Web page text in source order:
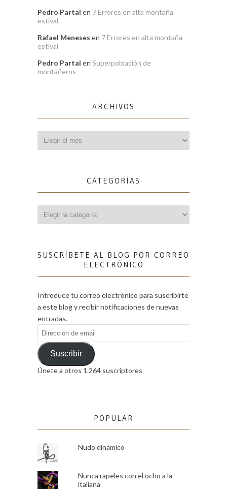
Pedro Partal en 7 Errores en alta montaña
estival
Rafael Meneses en 7 Errores en alta montaña
estival
Pedro Partal en Superpoblación de
montañeros
ARCHIVOS
CATEGORÍAS
SUSCRÍBETE AL BLOG POR CORREO
ELECTRÓNICO
Introduce tu correo electrónico para suscribirte
a este blog y recibir notificaciones de nuevas
entradas.
Dirección
de
emailSuscribir
Únete a otros 1.264 suscriptores
POPULAR
Nudo dinámico
Nunca rapeles con el ocho a la
italiana